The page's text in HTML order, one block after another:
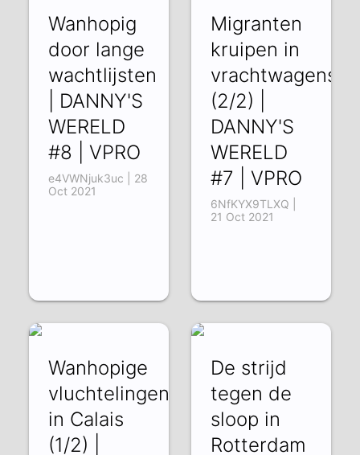
Wanhopig
door lange
wachtlijsten
| DANNY'S
WERELD
#8 | VPRO
e4VWNjuk3uc | 28
Oct 2021
Migranten
kruipen in
vrachtwagens
(2/2) |
DANNY'S
WERELD
#7 | VPRO
6NfKYX9TLXQ |
21 Oct 2021
Wanhopige
vluchtelingen
in Calais
(1/2) |
De strijd
tegen de
sloop in
Rotterdam